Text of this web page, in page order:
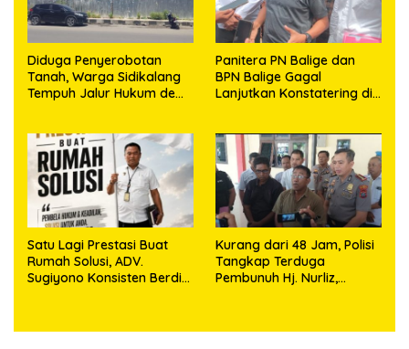
Diduga Penyerobotan
Tanah, Warga Sidikalang
Tempuh Jalur Hukum demi
Panitera PN Balige dan
BPN Balige Gagal
Lanjutkan Konstatering di
Satu Lagi Prestasi Buat
Rumah Solusi, ADV.
Sugiyono Konsisten Berdiri
Kurang dari 48 Jam, Polisi
Tangkap Terduga
Pembunuh Hj. Nurliz,